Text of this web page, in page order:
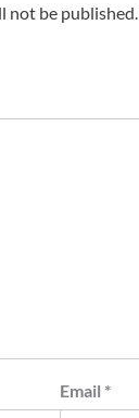
not be published.
Email *